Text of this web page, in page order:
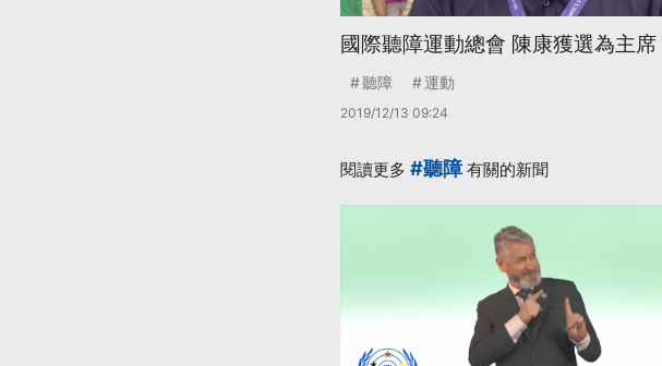
國際聽障運動總會 陳康獲選為主席
聽障 運動
2019/12/13 09:24
閱讀更多 #聽障有關的新聞